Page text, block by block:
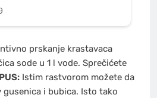
prskanje krastavaca
sode u 1 l vode. Sprečićete
Istim rastvorom možete da
i bubica. Isto tako